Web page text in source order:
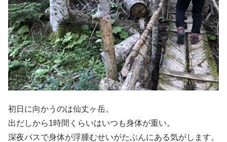
初日に向かうのは仙丈ヶ岳。
出だしから1時間くらいはいつも身体が重い。
深夜バスで身体が浮腫むせいがたぶんにある気がします。